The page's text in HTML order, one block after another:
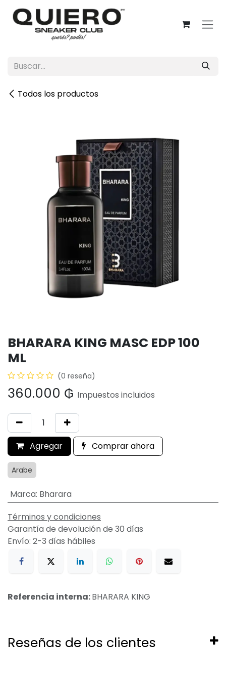
Ir al contenido
Todos los productos
BHARARA KING MASC EDP 100
ML
(0 reseña)
360.000 ₲ Impuestos incluidos
Agregar Comprar ahora
Arabe
Marca: Bharara
Términos y condiciones
Garantía de devolución de 30 días
Envío: 2-3 días hábiles
Referencia interna:BHARARA KING
Reseñas de los clientes